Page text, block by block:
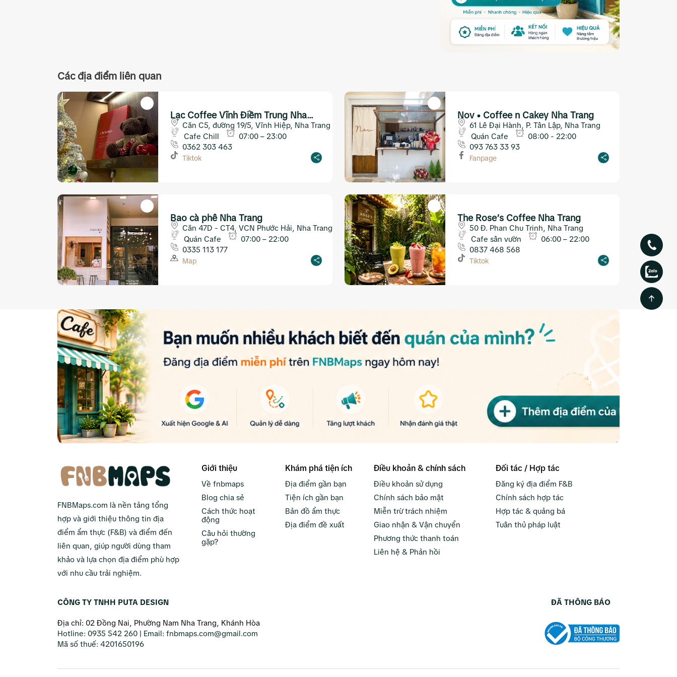
Các địa điểm liên quan
Lạc Coffee Vĩnh Điềm Trung Nha
TrangCăn C5, đường 19/5, Vĩnh Hiệp, Nha Trang
Cafe Chill
07:00 – 23:00
0362 303 463
Tiktok
Nov • Coffee n Cakey Nha Trang
61 Lê Đại Hành, P. Tân Lập, Nha Trang
Quán Cafe
08:00 - 22:00
093 763 33 93
Fanpage
Bao cà phê Nha Trang
Căn 47D - CT4, VCN Phước Hải, Nha Trang
Quán Cafe
07:00 – 22:00
0335 113 177
Map
The Rose’s Coffee Nha Trang
50 Đ. Phan Chu Trinh, Nha Trang
Cafe sân vườn
06:00 – 22:00
0837 468 568
Tiktok
FNBMaps.com là nền tảng tổng
hợp và giới thiệu thông tin địa
điểm ẩm thực (F&B) và điểm đến
liên quan, giúp người dùng tham
khảo và lựa chọn địa điểm phù hợp
với nhu cầu trải nghiệm.
Giới thiệu
Về fnbmaps
Blog chia sẻ
Cách thức hoạt
động
Câu hỏi thường
gặp?
Khám phá tiện ích
Địa điểm gần bạn
Tiện ích gần bạn
Bản đồ ẩm thực
Địa điểm đề xuất
Điều khoản & chính sách
Điều khoản sử dụng
Chính sách bảo mật
Miễn trừ trách nhiệm
Giao nhận & Vận chuyển
Phương thức thanh toán
Liên hệ & Phản hồi
Đối tác / Hợp tác
Đăng ký địa điểm F&B
Chính sách hợp tác
Hợp tác & quảng bá
Tuân thủ pháp luật
CÔNG TY TNHH PUTA DESIGN
Địa chỉ: 02 Đồng Nai, Phường Nam Nha Trang, Khánh Hòa
Hotline: 0935 542 260 | Email: fnbmaps.com@gmail.com
Mã số thuế: 4201650196
ĐÃ THÔNG BÁO